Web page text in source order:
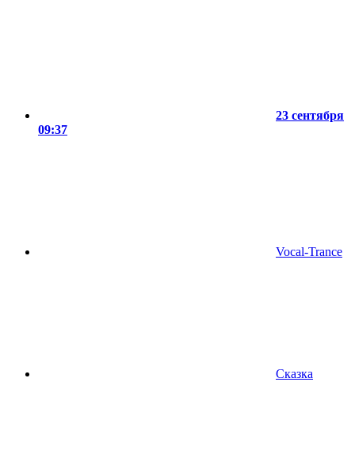
23 сентября
09:37
Vocal-Trance
Сказка